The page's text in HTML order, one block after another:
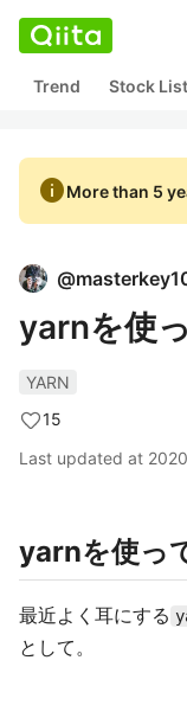
Trend Stock List
infoMore than 5
@
yarnを使
YARN
15
Last updated at
yarnを使っ
最近よく耳にする
として。